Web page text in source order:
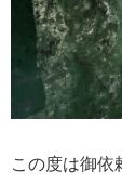
この度は御依